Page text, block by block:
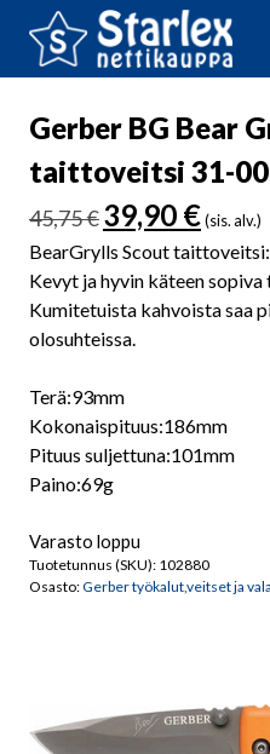
Gerber BG Bear
taittoveitsi 31-
45,75€ Alkuperäinen
hinta
oli:
45,75 €.
39,90 €Nykyinen
hinta
on:
39,90 €.
(sis. alv.)
BearGrylls Scout taittoveitsi:
Kevyt ja hyvin käteen
Kumitetuista kahvoista saa
olosuhteissa.
Terä:93mm
Kokonaispituus:186mm
Pituus suljettuna:101mm
Paino:69g
Varasto loppu
Tuotetunnus (SKU): 102880
Osasto:Gerber työkalut,veitset ja